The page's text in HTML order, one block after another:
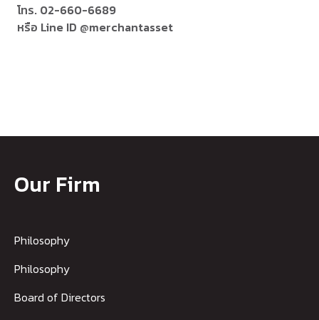
โทร. 02-660-6689​
หรือ Line ID @merchantasset
Our Firm
Philosophy
Philosophy
Board of Directors